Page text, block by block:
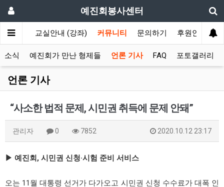
예진회봉사센터
장국) 교실안내 (강좌) 커뮤니티 문의하기 후원안내
소식 예진회가 만난 형제들 언론 기사 FAQ 포토갤러리
언론 기사
“사소한 법적 문제, 시민권 취득에 문제 안돼”
관리자 0 7852 2020.10.12 23:17
▶ 예진회, 시민권 신청·시험 준비 서비스
오는 11월 대통령 선거가 다가오고 시민권 신청 수수료가 대폭 인